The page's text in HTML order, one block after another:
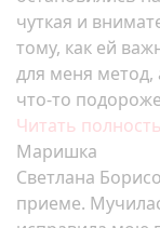
чуткая и
тому, как ей
для меня метод,
что-то
Читать
Маришка
Светлана
приеме.